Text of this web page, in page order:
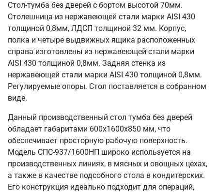
Стол-тумба без дверей с бортом высотой 70мм.
Столешница из нержавеющей стали марки AISI 430
толщиной 0,8мм, ЛДСП толщиной 32 мм. Корпус,
полка и четыре выдвижных ящика расположенных
справа изготовлены из нержавеющей стали марки
AISI 430 толщиной 0,8мм. Задняя стенка из
нержавеющей стали марки AISI 430 толщиной 0,8мм.
Регулируемые опоры. Стол поставляется в собранном
виде.
Данный производственный стол тумба без дверей
обладает габаритами 600х1600х850 мм, что
обеспечивает просторную рабочую поверхность.
Модель СПС-937/1600НП широко используется на
производственных линиях, в мясных и овощных цехах,
а также в качестве подсобного стола в кондитерских.
Его конструкция идеально подходит для операций,